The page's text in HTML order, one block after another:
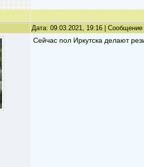
Дата: 09.03.2021, 19:16 |
Сейчас nол Иpкутска делают